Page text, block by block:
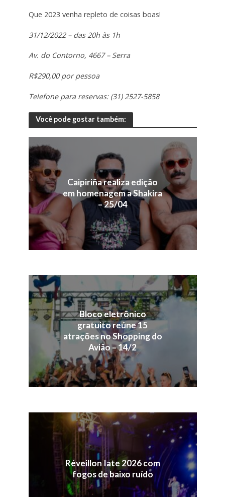
Que 2023 venha repleto de coisas boas!
31/12/2022 – das 20h às 1h
Av. do Contorno, 4667 – Serra
R$290,00 por pessoa
Telefone para reservas: (31) 2527-5858
Você pode gostar também:
Caipiriña realiza edição
em homenagem a Shakira
– 25/04
Bloco eletrônico
gratuito reúne 15
atrações no Shopping do
Avião – 14/2
Réveillon Iate 2026 com
fogos de baixo ruído